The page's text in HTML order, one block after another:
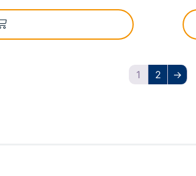
1 2 →